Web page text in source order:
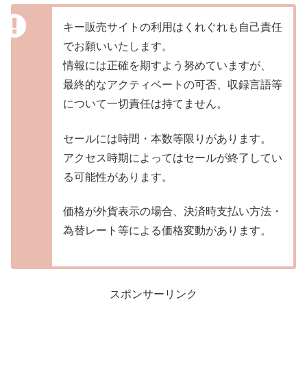
キー販売サイトの利用はくれぐれも自己責任
でお願いいたします。
情報には正確を期すよう努めていますが、
最終的なアクティベートの可否、収録言語等
について一切責任は持てません。
セールには時間・本数等限りがあります。
アクセス時期によってはセールが終了してい
る可能性があります。
価格が外貨表示の場合、決済時支払い方法・
為替レート等による価格変動があります。
スポンサーリンク